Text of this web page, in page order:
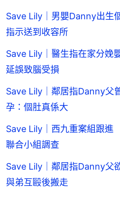
Save Lily｜男嬰Danny出
指示送到收容所
Save Lily｜醫生指在家分
延誤致腦受損
Save Lily｜鄰居指Danny
孕：個肚真係大
Save Lily｜西九重案組跟
聯合小組調查
Save Lily｜鄰居指Danny父
與弟互毆後搬走